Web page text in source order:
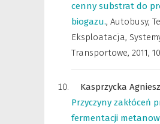
cenny substrat do
biogazu., Autobusy,
Eksploatacja,
Transportowe, 2011,
Kasprzycka
Przyczyny zakłóceń
fermentacji